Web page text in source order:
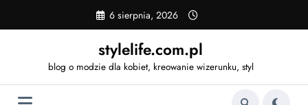
content
6 sierpnia, 2026
stylelife.com.pl
blog o modzie dla kobiet, kreowanie wizerunku, styl